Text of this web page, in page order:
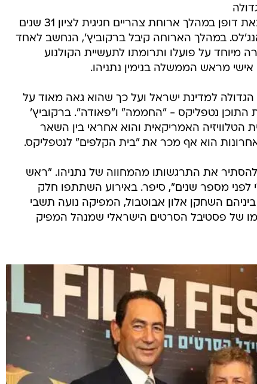
בעולם CAA, אדם ברקוביץ', לזכה למחווה יוצאת דופן במהלך ארוחת צהריים חגיגית לציון 31 שנים
במהלך הארוחה קיבל ברקוביץ', הנחשב לאחד
מיוחד על פועלו ותרומתו לתעשיית הקולנוע
אישי מראש הממשלה בנימין נתניהו.
למדינת ישראל ועל כך שהוא גאה מאוד על
התוכן נטפליקס - "החממה" ו"פאודה". ברקוביץ'
האמריקאית והוא אחראי בין השאר
הוא אף מכר את "בית הקלפים" לנטפליקס.
את התרגשותו מהמחווה של נתניהו. "ראש
מספר שנים", סיפר. באירוע השתתפו חלק
השחקן אלון אבוטבול, המפיקה נועה תשבי
אבי לרנר. זו כאמור השנה ה-31 לקיומו של פסטיבל הסרטים הישראלי שמנהל המפיק